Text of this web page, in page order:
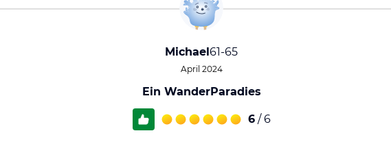
Michael61-65
April 2024
Ein WanderParadies
6 / 6